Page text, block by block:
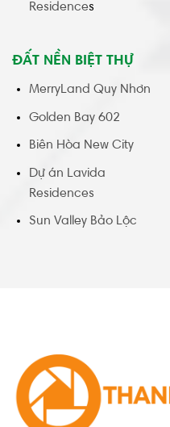
Residences
ĐẤT NỀN BIỆT THỰ
MerryLand Quy Nhơn
Golden Bay 602
Biên Hòa New City
Dự án Lavida
Residences
Sun Valley Bảo Lộc